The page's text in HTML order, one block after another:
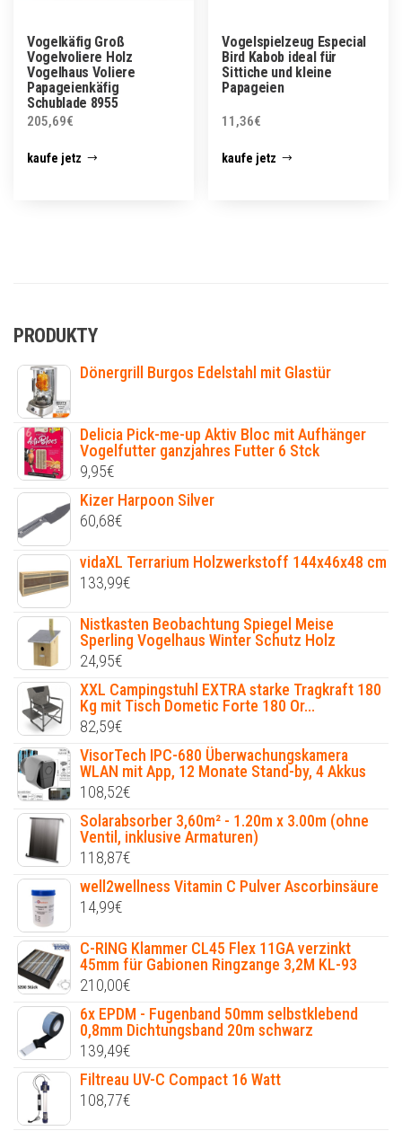
Vogelkäfig Groß
Vogelvoliere Holz
Vogelhaus Voliere
Papageienkäfig
Schublade 8955
205,69€
kaufe jetz
Vogelspielzeug Especial
Bird Kabob ideal für
Sittiche und kleine
Papageien
11,36€
kaufe jetz
PRODUKTY
Dönergrill Burgos Edelstahl mit Glastür
Delicia Pick-me-up Aktiv Bloc mit Aufhänger
Vogelfutter ganzjahres Futter 6 Stck
9,95€
Kizer Harpoon Silver
60,68€
vidaXL Terrarium Holzwerkstoff 144x46x48 cm
133,99€
Nistkasten Beobachtung Spiegel Meise
Sperling Vogelhaus Winter Schutz Holz
24,95€
XXL Campingstuhl EXTRA starke Tragkraft 180
Kg mit Tisch Dometic Forte 180 Or...
82,59€
VisorTech IPC-680 Überwachungskamera
WLAN mit App, 12 Monate Stand-by, 4 Akkus
108,52€
Solarabsorber 3,60m² - 1.20m x 3.00m (ohne
Ventil, inklusive Armaturen)
118,87€
well2wellness Vitamin C Pulver Ascorbinsäure
14,99€
C-RING Klammer CL45 Flex 11GA verzinkt
45mm für Gabionen Ringzange 3,2M KL-93
210,00€
6x EPDM - Fugenband 50mm selbstklebend
0,8mm Dichtungsband 20m schwarz
139,49€
Filtreau UV-C Compact 16 Watt
108,77€